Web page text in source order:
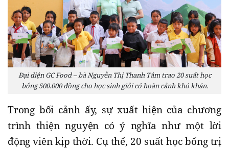
Đại diện GC Food – bà Nguyễn Thị Thanh Tâm trao 20 suất học
bổng 500.000 đồng cho học sinh giỏi có hoàn cảnh khó khăn.
Trong bối cảnh ấy, sự xuất hiện của chương
trình thiện nguyện có ý nghĩa như một lời
động viên kịp thời. Cụ thể, 20 suất học bổng trị